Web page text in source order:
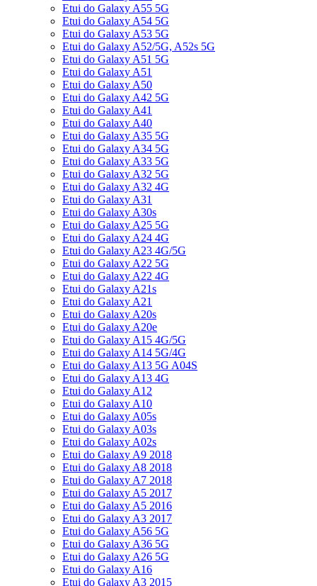
Etui do Galaxy A55 5G
Etui do Galaxy A54 5G
Etui do Galaxy A53 5G
Etui do Galaxy A52/5G, A52s 5G
Etui do Galaxy A51 5G
Etui do Galaxy A51
Etui do Galaxy A50
Etui do Galaxy A42 5G
Etui do Galaxy A41
Etui do Galaxy A40
Etui do Galaxy A35 5G
Etui do Galaxy A34 5G
Etui do Galaxy A33 5G
Etui do Galaxy A32 5G
Etui do Galaxy A32 4G
Etui do Galaxy A31
Etui do Galaxy A30s
Etui do Galaxy A25 5G
Etui do Galaxy A24 4G
Etui do Galaxy A23 4G/5G
Etui do Galaxy A22 5G
Etui do Galaxy A22 4G
Etui do Galaxy A21s
Etui do Galaxy A21
Etui do Galaxy A20s
Etui do Galaxy A20e
Etui do Galaxy A15 4G/5G
Etui do Galaxy A14 5G/4G
Etui do Galaxy A13 5G A04S
Etui do Galaxy A13 4G
Etui do Galaxy A12
Etui do Galaxy A10
Etui do Galaxy A05s
Etui do Galaxy A03s
Etui do Galaxy A02s
Etui do Galaxy A9 2018
Etui do Galaxy A8 2018
Etui do Galaxy A7 2018
Etui do Galaxy A5 2017
Etui do Galaxy A5 2016
Etui do Galaxy A3 2017
Etui do Galaxy A56 5G
Etui do Galaxy A36 5G
Etui do Galaxy A26 5G
Etui do Galaxy A16
Etui do Galaxy A3 2015